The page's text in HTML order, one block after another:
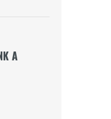
A